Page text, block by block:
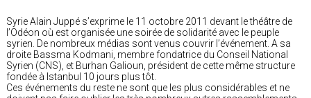
Syrie Alain Juppé s’exprime le 11 octobre 2011 devant le théâtre de
l’Odéon où est organisée une soirée de solidarité avec le peuple
syrien. De nombreux médias sont venus couvrir l’événement. A sa
droite Bassma Kodmani, membre fondatrice du Conseil National
Syrien (CNS), et Burhan Galioun, président de cette même structure
fondée à Istanbul 10 jours plus tôt.
Ces événements du reste ne sont que les plus considérables et ne